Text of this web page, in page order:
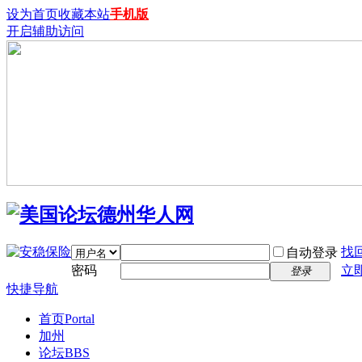
设为首页收藏本站手机版
开启辅助访问
自动登录 找
密码
登录
立
快捷导航
首页Portal
加州
论坛BBS